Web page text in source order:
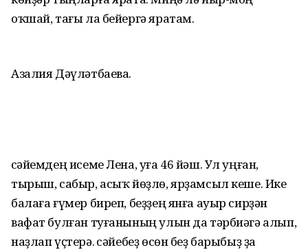
оҡшай, тағы ла бейергә яратам.
Азалия Дәүләтбаева.
Әсәйемдең исеме Лена, уға 46 йәш. Ул уңған,
тырыш, сабыр, асыҡ йөҙлө, ярҙамсыл кеше. Ике
балаға ғүмер биреп, беҙҙең янға ауыр сирҙән
вафат булған туғанының улын да тәрбиәгә алып,
наҙлап үҫтерә. Әсәйебеҙ өсөн беҙ барыбыҙ ҙа